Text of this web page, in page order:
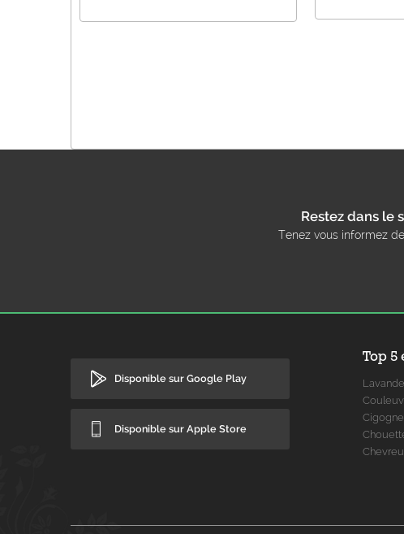
Restez dans le
Tenez vous informez
Disponible sur Google Play
Disponible sur Apple Store
Top 5